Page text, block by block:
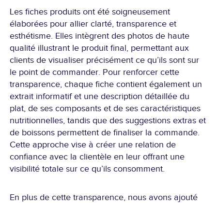
EXPERTISE.
Les fiches produits ont été soigneusement
élaborées pour allier clarté, transparence et
esthétisme. Elles intègrent des photos de haute
qualité illustrant le produit final, permettant aux
clients de visualiser précisément ce qu’ils sont sur
le point de commander. Pour renforcer cette
transparence, chaque fiche contient également un
extrait informatif et une description détaillée du
plat, de ses composants et de ses caractéristiques
nutritionnelles, tandis que des suggestions extras et
de boissons permettent de finaliser la commande.
Cette approche vise à créer une relation de
confiance avec la clientèle en leur offrant une
visibilité totale sur ce qu’ils consomment.
En plus de cette transparence, nous avons ajouté